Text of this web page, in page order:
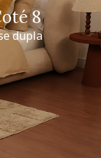
8
dupla